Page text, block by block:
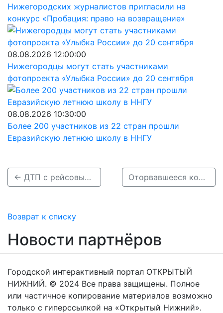
Нижегородских журналистов пригласили на
конкурс «Пробация: право на возвращение»
08.08.2026 12:00:00
Нижегородцы могут стать участниками
фотопроекта «Улыбка России» до 20 сентября
08.08.2026 10:30:00
Более 200 участников из 22 стран прошли
Евразийскую летнюю школу в ННГУ
← ДТП с рейсовым автобусом случилось в Кстовском районе Оторвавшееся колесо от фуры убило мужчину в Нижегородской области →
Возврат к списку
Новости партнёров
Городской интерактивный портал ОТКРЫТЫЙ
НИЖНИЙ. © 2024 Все права защищены. Полное
или частичное копирование материалов возможно
только с гиперссылкой на «Открытый Нижний».